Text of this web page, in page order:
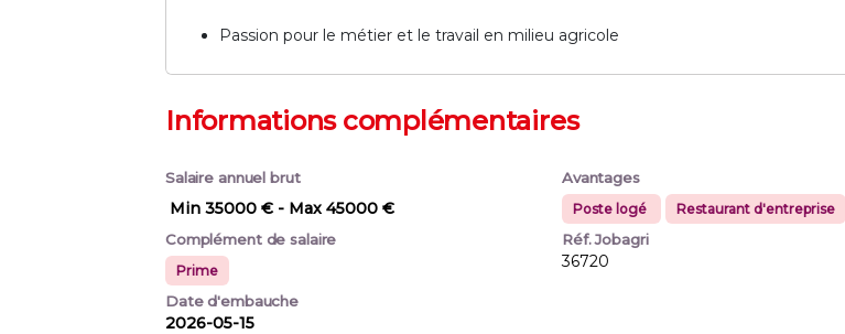
Passion pour le métier et le travail en milieu agricole
Informations complémentaires
Salaire annuel brut
Min 35000 € - Max 45000 €
Complément de salaire
Prime
Date d'embauche
2026-05-15
Avantages
Poste logé Restaurant d'entreprise
Réf. Jobagri
36720